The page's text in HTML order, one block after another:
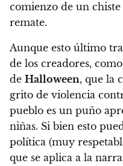
comienzo de un
remate.
Aunque esto último
de los creadores,
de Halloween, que la
grito de violencia
pueblo es un puño
niñas. Si bien esto
política (muy
que se aplica a la